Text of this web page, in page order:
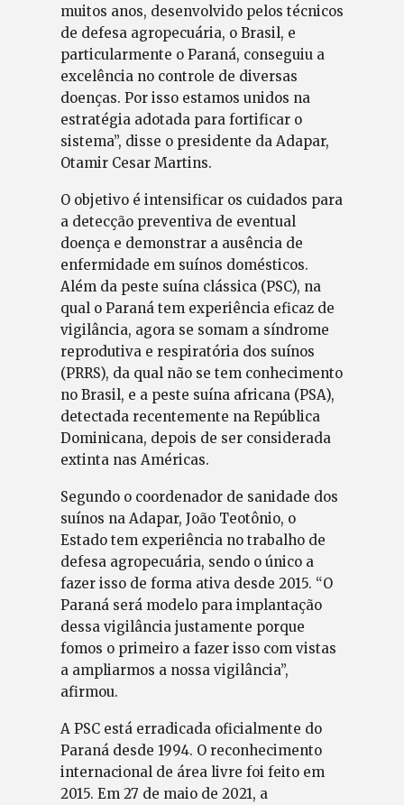
muitos anos, desenvolvido pelos técnicos
de defesa agropecuária, o Brasil, e
particularmente o Paraná, conseguiu a
excelência no controle de diversas
doenças. Por isso estamos unidos na
estratégia adotada para fortificar o
sistema”, disse o presidente da Adapar,
Otamir Cesar Martins.
O objetivo é intensificar os cuidados para
a detecção preventiva de eventual
doença e demonstrar a ausência de
enfermidade em suínos domésticos.
Além da peste suína clássica (PSC), na
qual o Paraná tem experiência eficaz de
vigilância, agora se somam a síndrome
reprodutiva e respiratória dos suínos
(PRRS), da qual não se tem conhecimento
no Brasil, e a peste suína africana (PSA),
detectada recentemente na República
Dominicana, depois de ser considerada
extinta nas Américas.
Segundo o coordenador de sanidade dos
suínos na Adapar, João Teotônio, o
Estado tem experiência no trabalho de
defesa agropecuária, sendo o único a
fazer isso de forma ativa desde 2015. “O
Paraná será modelo para implantação
dessa vigilância justamente porque
fomos o primeiro a fazer isso com vistas
a ampliarmos a nossa vigilância”,
afirmou.
A PSC está erradicada oficialmente do
Paraná desde 1994. O reconhecimento
internacional de área livre foi feito em
2015. Em 27 de maio de 2021, a